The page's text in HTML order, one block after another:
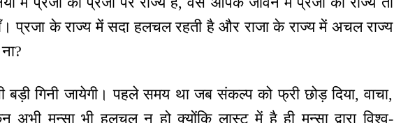
प्रजा के राज्य में सदा हलचल रहती है और राजा के राज्य में अचल राज्य
गिनी जायेगी। पहले समय था जब संकल्प को फ्री छोड़ दिया, वाचा,
मन्सा भी हलचल न हो क्योंकि लास्ट में है ही मन्सा द्वारा विश्व-